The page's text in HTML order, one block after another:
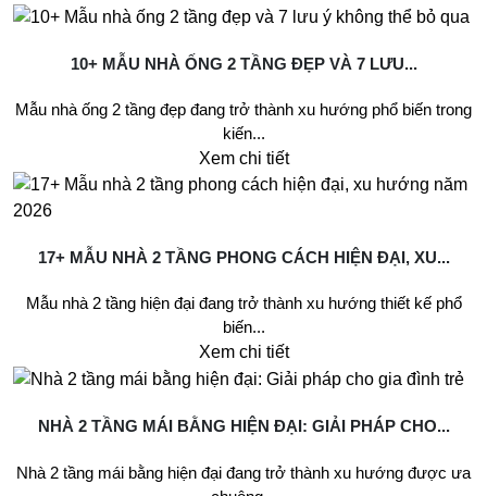
10+ MẪU NHÀ ỐNG 2 TẦNG ĐẸP VÀ 7 LƯU...
Mẫu nhà ống 2 tầng đẹp đang trở thành xu hướng phổ biến trong
kiến...
Xem chi tiết
17+ MẪU NHÀ 2 TẦNG PHONG CÁCH HIỆN ĐẠI, XU...
Mẫu nhà 2 tầng hiện đại đang trở thành xu hướng thiết kế phổ
biến...
Xem chi tiết
NHÀ 2 TẦNG MÁI BẰNG HIỆN ĐẠI: GIẢI PHÁP CHO...
Nhà 2 tầng mái bằng hiện đại đang trở thành xu hướng được ưa